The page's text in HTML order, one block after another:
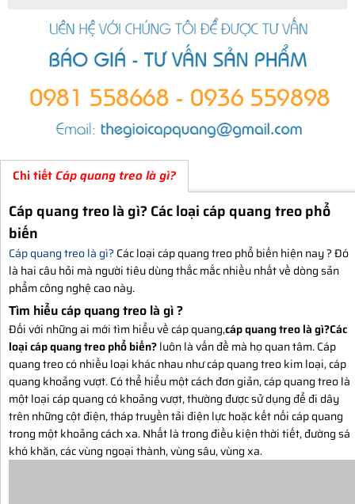
Chi tiếtCáp quang treo là gì?
Cáp quang treo là gì? Các loại cáp quang treo phổ
biến
Cáp quang treo là gì? Các loại cáp quang treo phổ biến hiện nay ? Đó
là hai câu hỏi mà người tiêu dùng thắc mắc nhiều nhất về dòng sản
phẩm công nghệ cao này.
Tìm hiểu cáp quang treo là gì ?
Đối với những ai mới tìm hiểu về cáp quang,cáp quang treo là gì?Các
loại cáp quang treo phổ biến?luôn là vấn đề mà họ quan tâm. Cáp
quang treo có nhiều loại khác nhau như cáp quang treo kim loại, cáp
quang khoảng vượt. Có thể hiểu một cách đơn giản, cáp quang treo là
một loại cáp quang có khoảng vượt, thường được sử dụng để đi dây
trên những cột điện, tháp truyền tải điện lực hoặc kết nối cáp quang
trong một khoảng cách xa. Nhất là trong điều kiện thời tiết, đường sá
khó khăn, các vùng ngoại thành, vùng sâu, vùng xa.